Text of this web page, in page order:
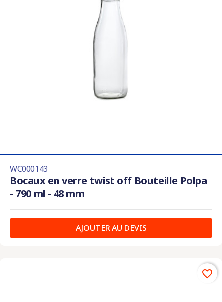
WC000143
Bocaux en verre twist off Bouteille Polpa
- 790 ml - 48 mm
AJOUTER AU DEVIS
favorite_border